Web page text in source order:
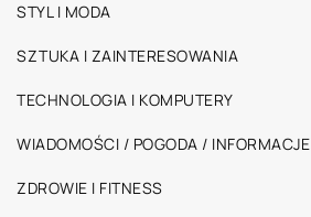
STYL I MODA
SZTUKA I ZAINTERESOWANIA
TECHNOLOGIA I KOMPUTERY
WIADOMOŚCI / POGODA / INFORMACJE
ZDROWIE I FITNESS